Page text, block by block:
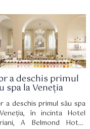
sustenabilă, potrivit celei
12-a ediții a raportului
Luxury Global Consumer
realizat de Boston
Group (BCG)
Altagamma.
a deschis primul
spa la Veneția
a deschis primul său spa
în incinta Hotel
A Belmond Hotel,